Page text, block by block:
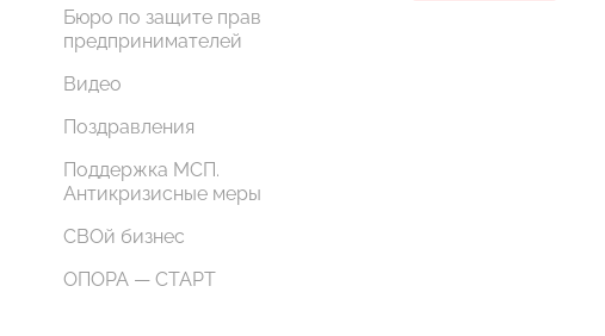
Бюро по защите прав
предпринимателей
Видео
Поздравления
Поддержка МСП.
Антикризисные меры
СВОй бизнес
ОПОРА — СТАРТ